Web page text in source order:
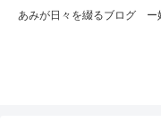
あみが日々を綴るブログ ー